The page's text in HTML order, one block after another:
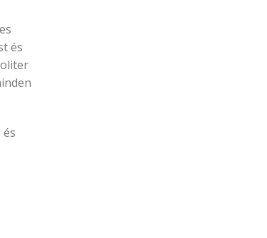
és